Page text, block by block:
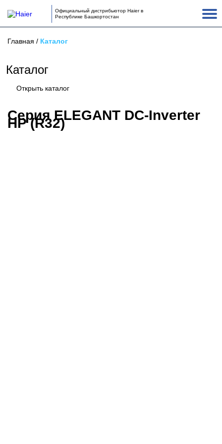
Официальный дистрибьютор Haier в
Республике Башкортостан
Главная / Каталог
Каталог
Открыть каталог
Серия ELEGANT DC-Inverter
HP (R32)